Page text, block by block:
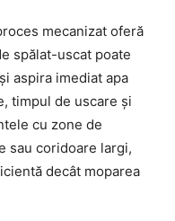
mecanizat oferă
spălat-uscat poate
aspira imediat apa
timpul de uscare și
cu zone de
sau coridoare largi,
decât moparea